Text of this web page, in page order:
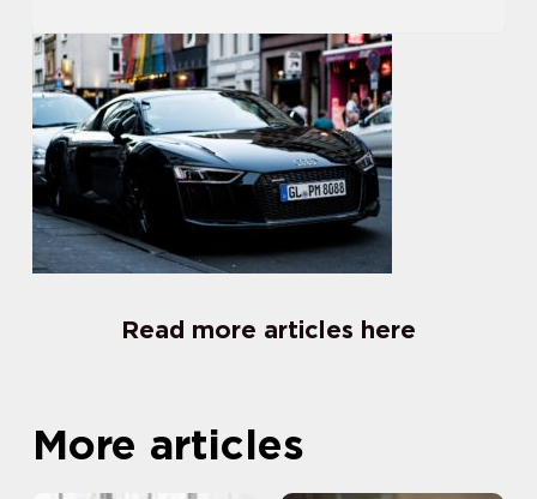
Read more articles here
More articles